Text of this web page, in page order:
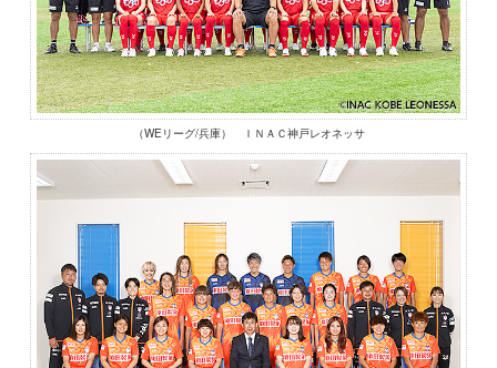
（WEリーグ/兵庫） ＩＮＡＣ神戸レオネッサ